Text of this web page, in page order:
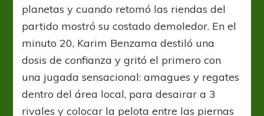
planetas y cuando retomó las riendas del
partido mostró su costado demoledor. En el
minuto 20, Karim Benzama destiló una
dosis de confianza y gritó el primero con
una jugada sensacional: amagues y regates
dentro del área local, para desairar a 3
rivales y colocar la pelota entre las piernas